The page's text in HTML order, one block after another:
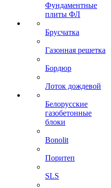
Фундаментные
плиты ФЛ
Брусчатка
Газонная решетка
Бордюр
Лоток дождевой
Белорусские
газобетонные
блоки
Bonolit
Поритеп
SLS